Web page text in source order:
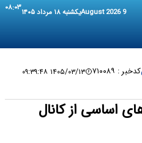
9 August 2026 یکشنبه ۱۸ مرداد ۱۴۰۵ ۰۸:۰۳
کدخبر : ۷۱۰۰۸۹ ۱۴۰۵/۰۳/۱۳ ۰۹:۳۹:۴۸
اساسی از کانال